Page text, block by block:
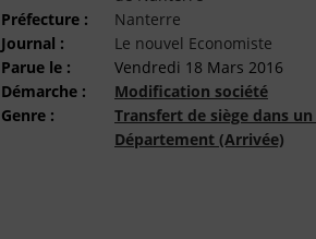
Préfecture :
Nanterre
Journal :
Le nouvel Economiste
Parue le :
Vendredi 18 Mars 2016
Démarche :
Modification société
Genre :
Transfert de siège dans
Département (Arrivée)